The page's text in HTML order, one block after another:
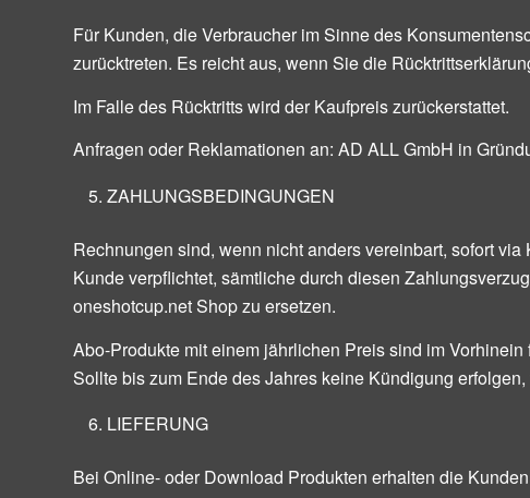
Für Kunden, die Verbraucher im Sinne des
zurücktreten. Es reicht aus, wenn Sie die
Im Falle des Rücktritts wird der Kaufpreis zurückerstattet.
Anfragen oder Reklamationen an: AD ALL GmbH in
ZAHLUNGSBEDINGUNGEN
Rechnungen sind, wenn nicht anders vereinbart, sofort
Kunde verpflichtet, sämtliche durch diesen
oneshotcup.net Shop zu ersetzen.
Abo-Produkte mit einem jährlichen Preis sind im
Sollte bis zum Ende des Jahres keine Kündigung
LIEFERUNG
Bei Online- oder Download Produkten erhalten die